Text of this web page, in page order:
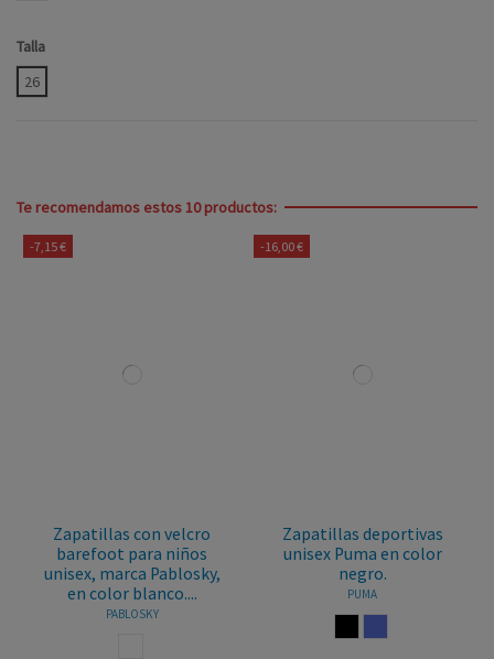
Talla
26
Te recomendamos estos 10 productos:
-7,15 €
Zapatillas con velcro
barefoot para niños
unisex, marca Pablosky,
en color blanco....
PABLOSKY
-16,00 €
Zapatillas deportivas
unisex Puma en color
negro.
PUMA